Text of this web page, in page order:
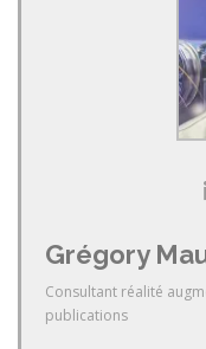
Grégory
Consultant réalité
publications